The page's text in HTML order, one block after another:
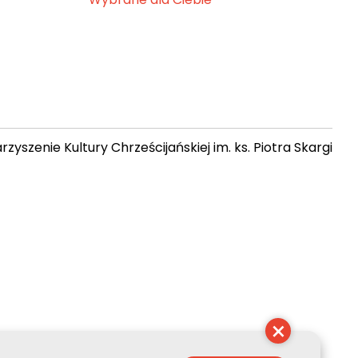
Kultury Chrześcijańskiej im. ks. Piotra Skargi
×